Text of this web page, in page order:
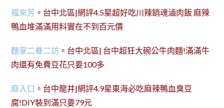
福來芳 。台中北區|網評4.5星超好吃川辣銷魂滷肉飯 麻辣
鴨血堆滿滿用料實在不到百元價
麵家二眷二訪 。台中北區| 台中超狂大碗公牛肉麵!滿滿牛
肉還有免費豆花只要100多
麻入口 。台中龍井|網評4.9星東海必吃麻辣鴨血臭豆
腐!DIY裝到滿只要79元